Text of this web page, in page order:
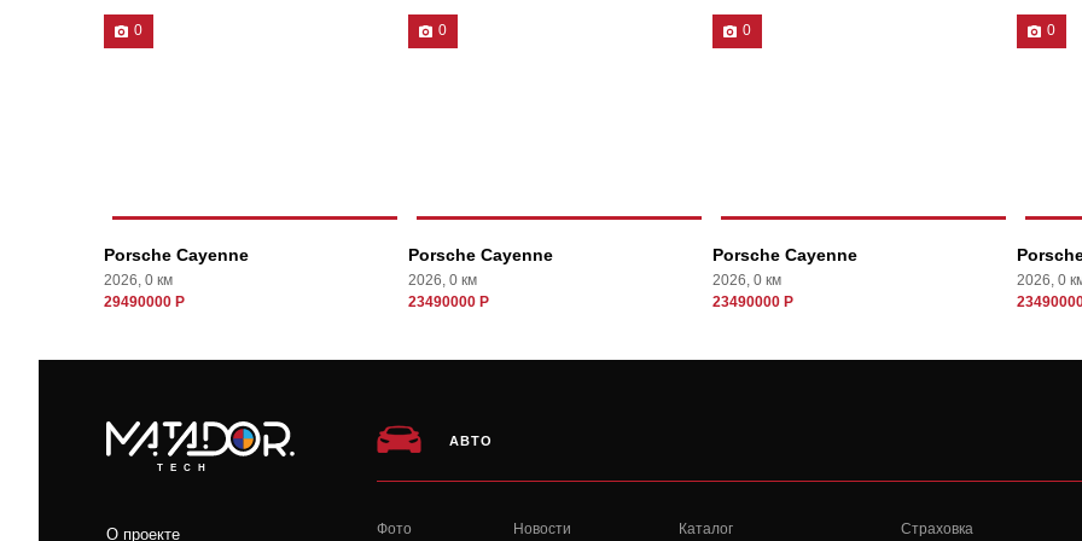
0
Porsche Cayenne
2026, 0 км
29490000 Р
0
Porsche Cayenne
2026, 0 км
23490000 Р
0
Porsche Cayenne
2026, 0 км
23490000 Р
0
2026, 0
TECH
О проекте
АВТО
Фото Новости Каталог Страховка